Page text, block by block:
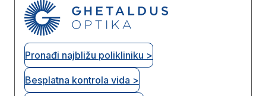
Pronađi najbližu polikliniku >
Besplatna kontrola vida >